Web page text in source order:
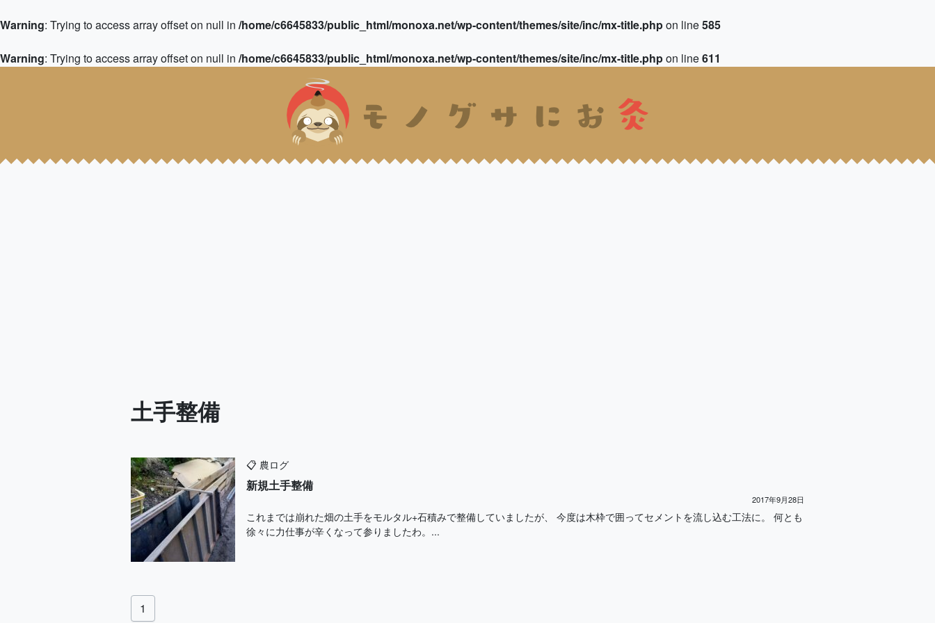
Warning: Trying to access array offset on null in /home/c6645833/public_html/monoxa.net/wp-content/themes/site/inc/mx-title.phpon line585
Warning: Trying to access array offset on null in /home/c6645833/public_html/monoxa.net/wp-content/themes/site/inc/mx-title.phpon line611
土手整備
📋 農ログ
新規土手整備
2017年9月28日
これまでは崩れた畑の土手をモルタル+石積みで整備していましたが、 今度は木枠で囲ってセメントを流し込む工法に。 何とも
徐々に力仕事が辛くなって参りましたわ。...
1